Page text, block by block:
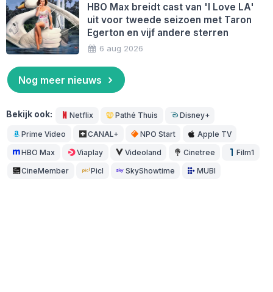
HBO Max breidt cast van 'I Love LA'
uit voor tweede seizoen met Taron
Egerton en vijf andere sterren
6 aug 2026
Nog meer nieuws
Bekijk ook: Netflix Pathé Thuis Disney+
Prime Video CANAL+ NPO Start Apple TV
HBO Max Viaplay Videoland Cinetree Film1
CineMember Picl SkyShowtime MUBI